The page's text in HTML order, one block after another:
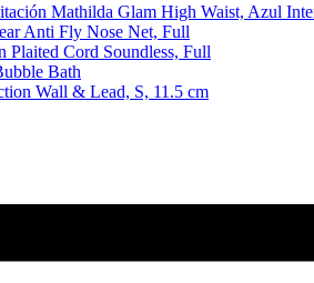
Mathilda Glam High Waist, Azul
Anti Fly Nose Net, Full
Plaited Cord Soundless, Full
Bath
Wall & Lead, S, 11.5 cm